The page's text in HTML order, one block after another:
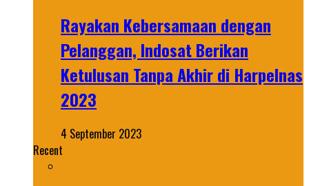
Rayakan Kebersamaan dengan
Pelanggan, Indosat Berikan
Ketulusan Tanpa Akhir di Harpelnas
2023
4 September 2023
Recent